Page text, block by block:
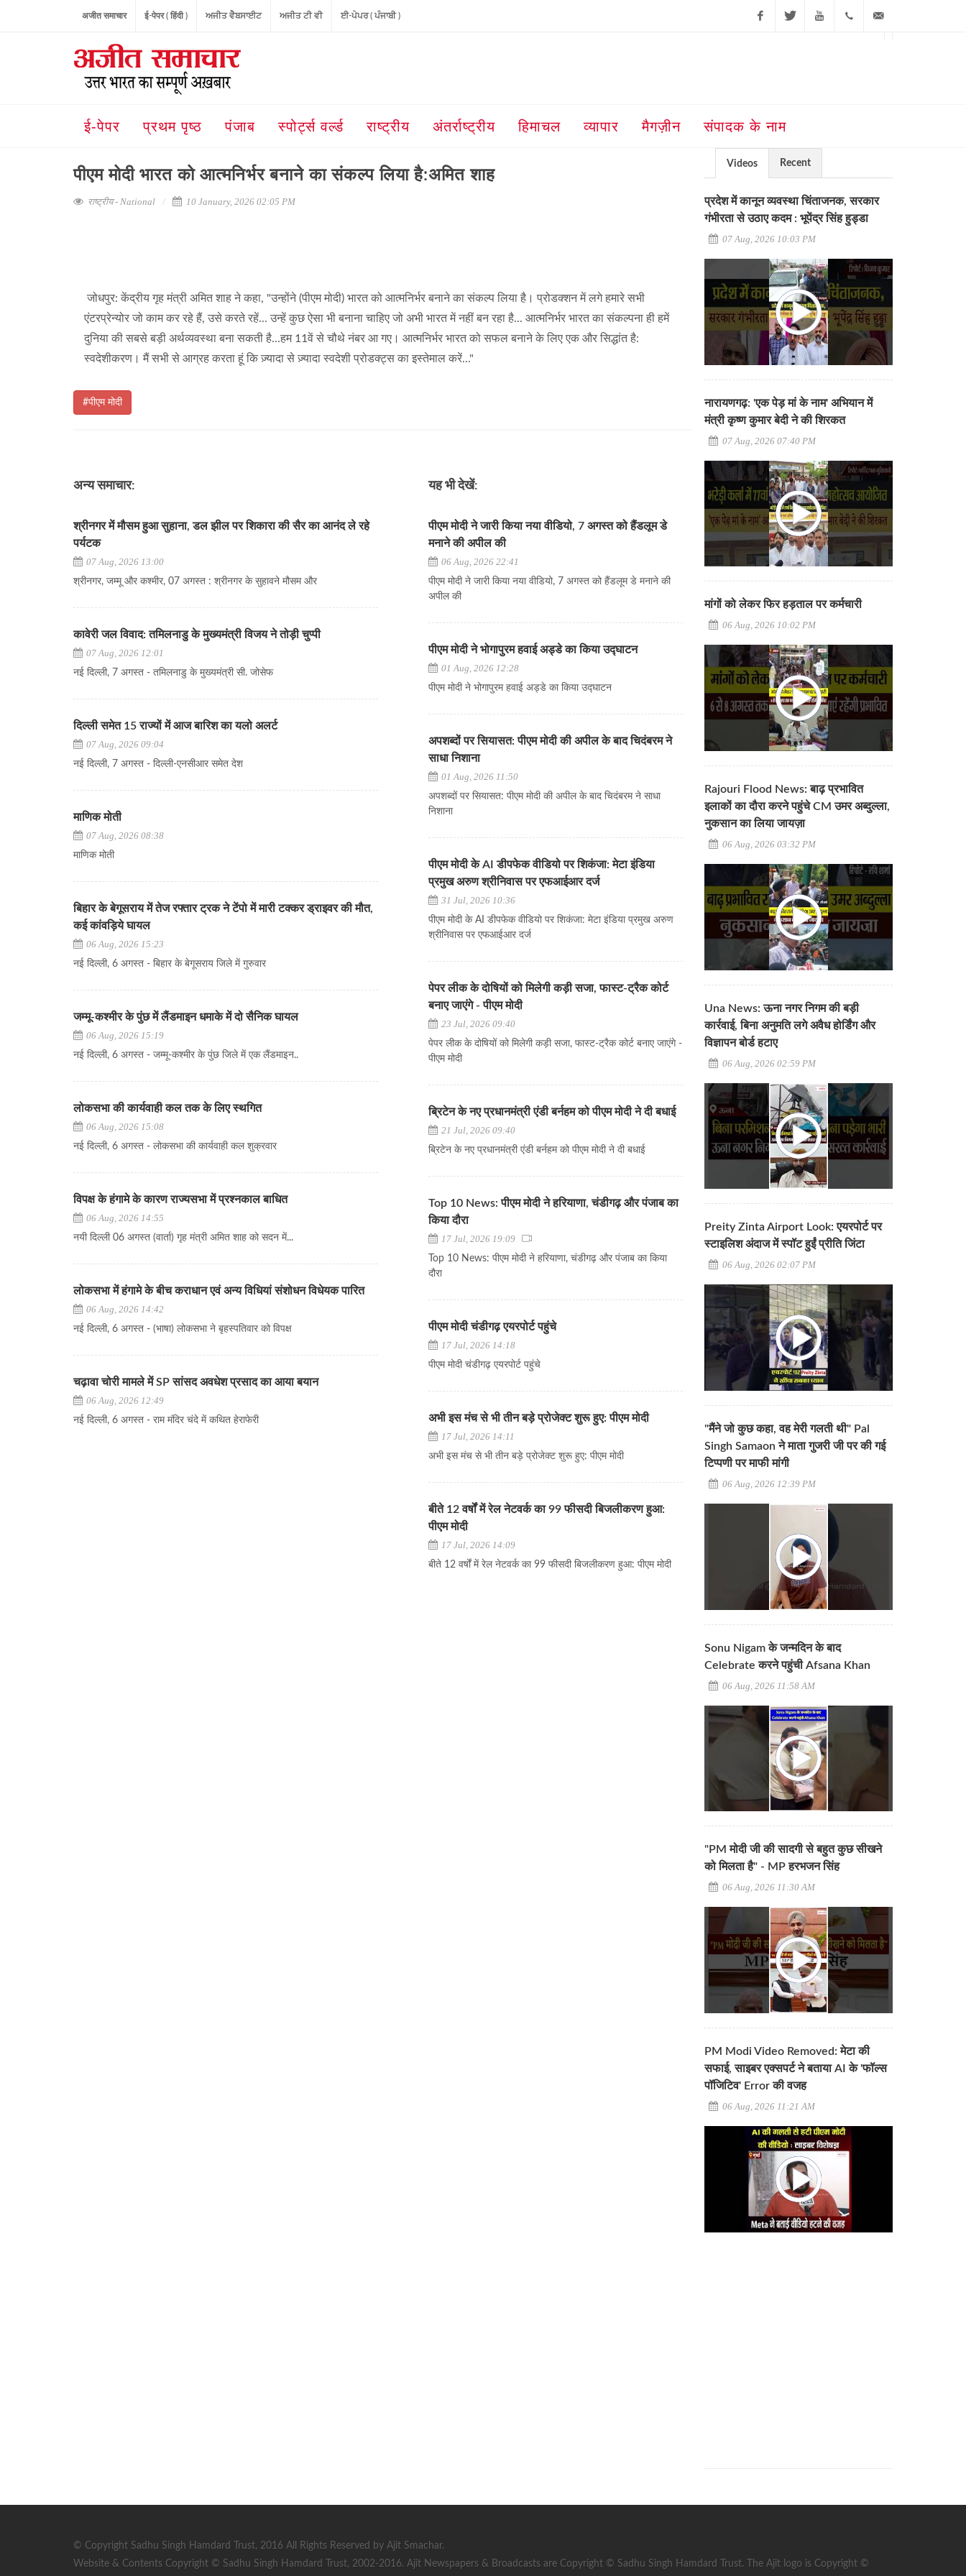
अजीत समाचार ई-पेपर ( हिंदी ) ਅਜੀਤ ਵੈਬਸਾਈਟ ਅਜੀਤ ਟੀ ਵੀ ਈ-ਪੇਪਰ ( ਪੰਜਾਬੀ )
ई-पेपर प्रथम पृष्ठ पंजाब स्पोर्ट्स वर्ल्ड राष्ट्रीय अंतर्राष्ट्रीय हिमाचल व्यापार मैगज़ीन संपादक के नाम
पीएम मोदी भारत को आत्मनिर्भर बनाने का संकल्प लिया है:अमित शाह
राष्ट्रीय - National 10 January, 2026 02:05 PM
जोधपुर: केंद्रीय गृह मंत्री अमित शाह ने कहा, "उन्होंने (पीएम मोदी) भारत को आत्मनिर्भर बनाने का संकल्प लिया है। प्रोडक्शन में लगे हमारे सभी
एंटरप्रेन्योर जो काम कर रहे हैं, उसे करते रहें... उन्हें कुछ ऐसा भी बनाना चाहिए जो अभी भारत में नहीं बन रहा है... आत्मनिर्भर भारत का संकल्पना ही हमें
दुनिया की सबसे बड़ी अर्थव्यवस्था बना सकती है...हम 11वें से चौथे नंबर आ गए। आत्मनिर्भर भारत को सफल बनाने के लिए एक और सिद्धांत है:
स्वदेशीकरण। मैं सभी से आग्रह करता हूं कि ज़्यादा से ज़्यादा स्वदेशी प्रोडक्ट्स का इस्तेमाल करें..."
#पीएम मोदी
अन्य समाचार:
श्रीनगर में मौसम हुआ सुहाना, डल झील पर शिकारा की सैर का आनंद ले रहे
पर्यटक
07 Aug, 2026 13:00
श्रीनगर, जम्मू और कश्मीर, 07 अगस्त : श्रीनगर के सुहावने मौसम और
कावेरी जल विवाद: तमिलनाडु के मुख्यमंत्री विजय ने तोड़ी चुप्पी
07 Aug, 2026 12:01
नई दिल्ली, 7 अगस्त - तमिलनाडु के मुख्यमंत्री सी. जोसेफ
दिल्ली समेत 15 राज्यों में आज बारिश का यलो अलर्ट
07 Aug, 2026 09:04
नई दिल्ली, 7 अगस्त - दिल्ली-एनसीआर समेत देश
माणिक मोती
07 Aug, 2026 08:38
माणिक मोती
बिहार के बेगूसराय में तेज रफ्तार ट्रक ने टेंपो में मारी टक्कर ड्राइवर की मौत,
कई कांवड़िये घायल
06 Aug, 2026 15:23
नई दिल्ली, 6 अगस्त - बिहार के बेगूसराय जिले में गुरुवार
जम्मू-कश्मीर के पुंछ में लैंडमाइन धमाके में दो सैनिक घायल
06 Aug, 2026 15:19
नई दिल्ली, 6 अगस्त - जम्मू-कश्मीर के पुंछ जिले में एक लैंडमाइन..
लोकसभा की कार्यवाही कल तक के लिए स्थगित
06 Aug, 2026 15:08
नई दिल्ली, 6 अगस्त - लोकसभा की कार्यवाही कल शुक्रवार
विपक्ष के हंगामे के कारण राज्यसभा में प्रश्नकाल बाधित
06 Aug, 2026 14:55
नयी दिल्ली 06 अगस्त (वार्ता) गृह मंत्री अमित शाह को सदन में...
लोकसभा में हंगामे के बीच कराधान एवं अन्य विधियां संशोधन विधेयक पारित
06 Aug, 2026 14:42
नई दिल्ली, 6 अगस्त - (भाषा) लोकसभा ने बृहस्पतिवार को विपक्ष
चढ़ावा चोरी मामले में SP सांसद अवधेश प्रसाद का आया बयान
06 Aug, 2026 12:49
नई दिल्ली, 6 अगस्त - राम मंदिर चंदे में कथित हेराफेरी
यह भी देखें:
पीएम मोदी ने जारी किया नया वीडियो, 7 अगस्त को हैंडलूम डे
मनाने की अपील की
06 Aug, 2026 22:41
पीएम मोदी ने जारी किया नया वीडियो, 7 अगस्त को हैंडलूम डे मनाने की
अपील की
पीएम मोदी ने भोगापुरम हवाई अड्डे का किया उद्घाटन
01 Aug, 2026 12:28
पीएम मोदी ने भोगापुरम हवाई अड्डे का किया उद्घाटन
अपशब्दों पर सियासत: पीएम मोदी की अपील के बाद चिदंबरम ने
साधा निशाना
01 Aug, 2026 11:50
अपशब्दों पर सियासत: पीएम मोदी की अपील के बाद चिदंबरम ने साधा
निशाना
पीएम मोदी के AI डीपफेक वीडियो पर शिकंजा: मेटा इंडिया
प्रमुख अरुण श्रीनिवास पर एफआईआर दर्ज
31 Jul, 2026 10:36
पीएम मोदी के AI डीपफेक वीडियो पर शिकंजा: मेटा इंडिया प्रमुख अरुण
श्रीनिवास पर एफआईआर दर्ज
पेपर लीक के दोषियों को मिलेगी कड़ी सजा, फास्ट-ट्रैक कोर्ट
बनाए जाएंगे - पीएम मोदी
23 Jul, 2026 09:40
पेपर लीक के दोषियों को मिलेगी कड़ी सजा, फास्ट-ट्रैक कोर्ट बनाए जाएंगे -
पीएम मोदी
ब्रिटेन के नए प्रधानमंत्री एंडी बर्नहम को पीएम मोदी ने दी बधाई
21 Jul, 2026 09:40
ब्रिटेन के नए प्रधानमंत्री एंडी बर्नहम को पीएम मोदी ने दी बधाई
Top 10 News: पीएम मोदी ने हरियाणा, चंडीगढ़ और पंजाब का
किया दौरा
17 Jul, 2026 19:09
Top 10 News: पीएम मोदी ने हरियाणा, चंडीगढ़ और पंजाब का किया
दौरा
पीएम मोदी चंडीगढ़ एयरपोर्ट पहुंचे
17 Jul, 2026 14:18
पीएम मोदी चंडीगढ़ एयरपोर्ट पहुंचे
अभी इस मंच से भी तीन बड़े प्रोजेक्ट शुरू हुए: पीएम मोदी
17 Jul, 2026 14:11
अभी इस मंच से भी तीन बड़े प्रोजेक्ट शुरू हुए: पीएम मोदी
बीते 12 वर्षों में रेल नेटवर्क का 99 फीसदी बिजलीकरण हुआ:
पीएम मोदी
17 Jul, 2026 14:09
बीते 12 वर्षों में रेल नेटवर्क का 99 फीसदी बिजलीकरण हुआ: पीएम मोदी
Videos Recent
प्रदेश में कानून व्यवस्था चिंताजनक, सरकार
गंभीरता से उठाए कदम : भूपेंद्र सिंह हुड्डा
07 Aug, 2026 10:03 PM
नारायणगढ़: 'एक पेड़ मां के नाम' अभियान में
मंत्री कृष्ण कुमार बेदी ने की शिरकत
07 Aug, 2026 07:40 PM
मांगों को लेकर फिर हड़ताल पर कर्मचारी
06 Aug, 2026 10:02 PM
Rajouri Flood News: बाढ़ प्रभावित
इलाकों का दौरा करने पहुंचे CM उमर अब्दुल्ला,
नुकसान का लिया जायज़ा
06 Aug, 2026 03:32 PM
Una News: ऊना नगर निगम की बड़ी
कार्रवाई, बिना अनुमति लगे अवैध होर्डिंग और
विज्ञापन बोर्ड हटाए
06 Aug, 2026 02:59 PM
Preity Zinta Airport Look: एयरपोर्ट पर
स्टाइलिश अंदाज में स्पॉट हुईं प्रीति जिंटा
06 Aug, 2026 02:07 PM
"मैंने जो कुछ कहा, वह मेरी गलती थी" Pal
Singh Samaon ने माता गुजरी जी पर की गई
टिप्पणी पर माफी मांगी
06 Aug, 2026 12:39 PM
Sonu Nigam के जन्मदिन के बाद
Celebrate करने पहुंची Afsana Khan
06 Aug, 2026 11:58 AM
"PM मोदी जी की सादगी से बहुत कुछ सीखने
को मिलता है" - MP हरभजन सिंह
06 Aug, 2026 11:30 AM
PM Modi Video Removed: मेटा की
सफाई, साइबर एक्सपर्ट ने बताया AI के 'फॉल्स
पॉजिटिव' Error की वजह
06 Aug, 2026 11:21 AM
© Copyright Sadhu Singh Hamdard Trust, 2016 All Rights Reserved by Ajit Smachar.
Website & Contents Copyright © Sadhu Singh Hamdard Trust, 2002-2016. Ajit Newspapers & Broadcasts are Copyright © Sadhu Singh Hamdard Trust. The Ajit logo is Copyright ©